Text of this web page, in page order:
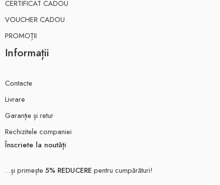
CERTIFICAT CADOU
VOUCHER CADOU
PROMOȚII
Informații
Contacte
Livrare
Garanție și retur
Rechizitele companiei
Înscriete la noutăți
...și primește 5% REDUCERE pentru cumpărături!